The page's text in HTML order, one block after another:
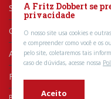
Serviços
Conteúdos
Artistas
Fale Conosco
A Fritz Dobbert se
privacidade
O nosso site usa cookies e
e compreender como você e os
pelo site, coletaremos tais
caso de dúvidas, acesse nossa
Aceito